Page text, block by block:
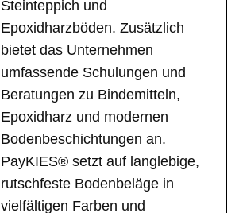
Steinteppich und
Epoxidharzböden. Zusätzlich
bietet das Unternehmen
umfassende Schulungen und
Beratungen zu Bindemitteln,
Epoxidharz und modernen
Bodenbeschichtungen an.
PayKIES® setzt auf langlebige,
rutschfeste Bodenbeläge in
vielfältigen Farben und